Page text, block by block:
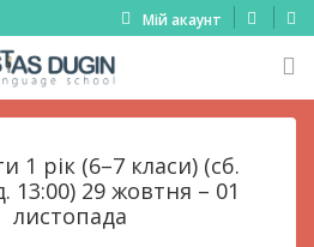
Мій акаунт
1 рік (6–7 класи) (сб.
13:00) 29 жовтня – 01
листопада